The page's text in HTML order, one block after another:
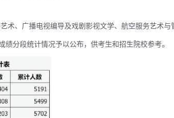
术、广播电视编导及戏剧影视文学、航空服务艺术与
分段统计情况予以公布，供考生和招生院校参考。